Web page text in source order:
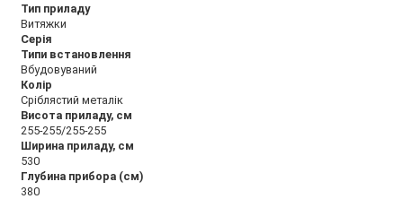
Тип приладу
Витяжки
Серія
Типи встановлення
Вбудовуваний
Колір
Сріблястий металік
Висота приладу, см
255-255/255-255
Ширина приладу, см
530
Глубина прибора (см)
380